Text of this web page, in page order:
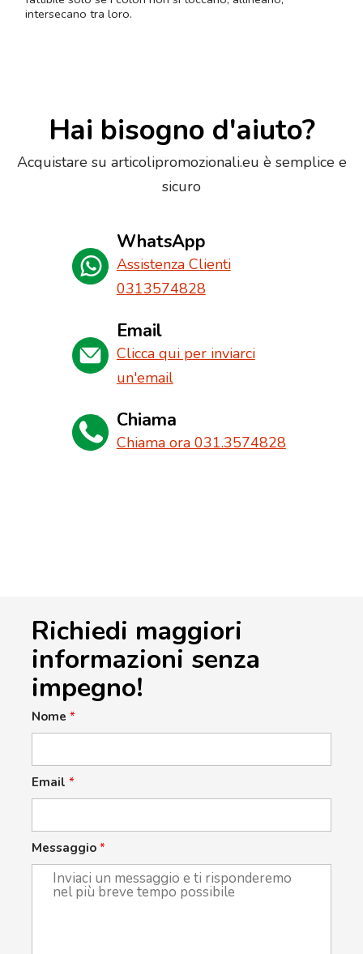
intersecano tra loro.
Hai bisogno d'aiuto?
Acquistare su articolipromozionali.eu è semplice e
sicuro
WhatsApp
Assistenza Clienti
0313574828
Email
Clicca qui per inviarci
un'email
Chiama
Chiama ora 031.3574828
Richiedi maggiori
informazioni senza
impegno!
Nome *
Email *
Messaggio *